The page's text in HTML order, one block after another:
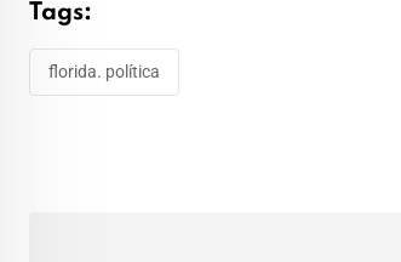
Tags:
florida. política